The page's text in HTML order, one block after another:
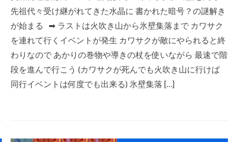
先祖代々受け継がれてきた水晶に 書かれた暗号？の謎解き
が始まる ➡ ラストは火吹き山から氷壁集落まで カワサク
を連れて行くイベントが発生 カワサクが敵にやられると終
わりなので あかりの巻物や導きの杖を使いながら 最速で階
段を進んで行こう (カワサクが死んでも火吹き山に行けば
同行イベントは何度でも出来る) 氷壁集落 […]